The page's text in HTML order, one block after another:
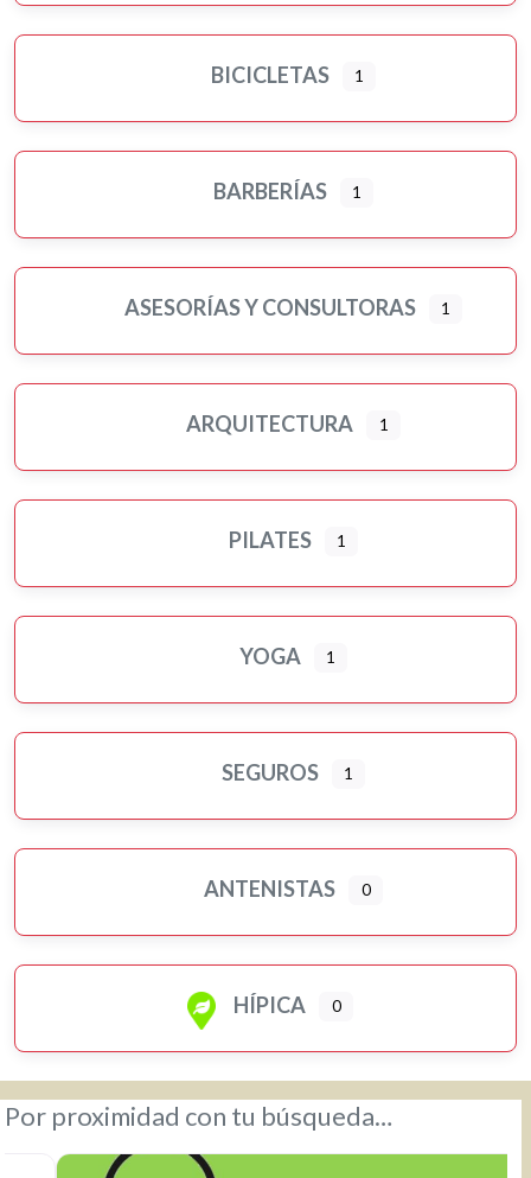
BICICLETAS 1
BARBERÍAS 1
ASESORÍAS Y CONSULTORAS 1
ARQUITECTURA 1
PILATES 1
YOGA 1
SEGUROS 1
ANTENISTAS 0
HÍPICA 0
Por proximidad con tu búsqueda…